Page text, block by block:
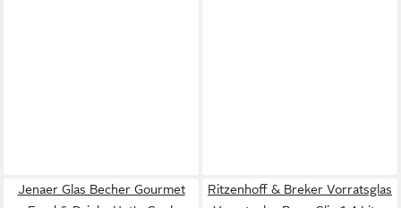
Jenaer Glas Becher Gourmet
Ritzenhoff & Breker Vorratsglas